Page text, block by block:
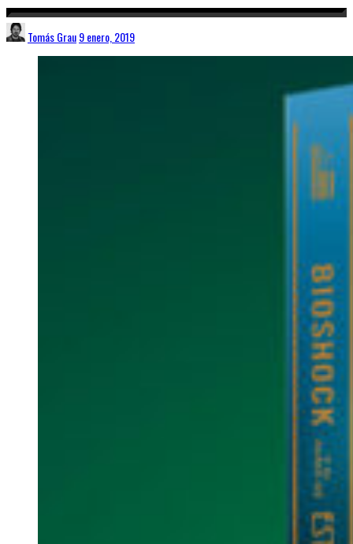
Tomás Grau9 enero, 2019